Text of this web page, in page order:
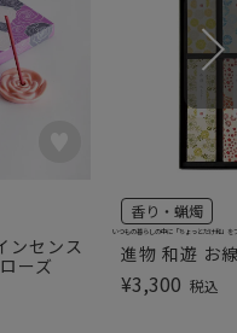
ンセンス
ーズ
進物 和遊 お
香り・蝋燭
¥3,300 税込
いつもの暮らしの中に「ちょっとだけ和」を